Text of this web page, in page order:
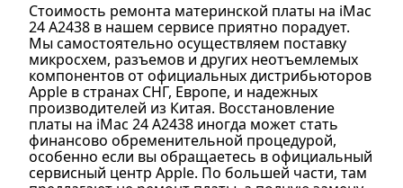
Стоимость ремонта материнской платы на iMac
24 A2438 в нашем сервисе приятно порадует.
Мы самостоятельно осуществляем поставку
микросхем, разъемов и других неотъемлемых
компонентов от официальных дистрибьюторов
Apple в странах СНГ, Европе, и надежных
производителей из Китая. Восстановление
платы на iMac 24 A2438 иногда может стать
финансово обременительной процедурой,
особенно если вы обращаетесь в официальный
сервисный центр Apple. По большей части, там